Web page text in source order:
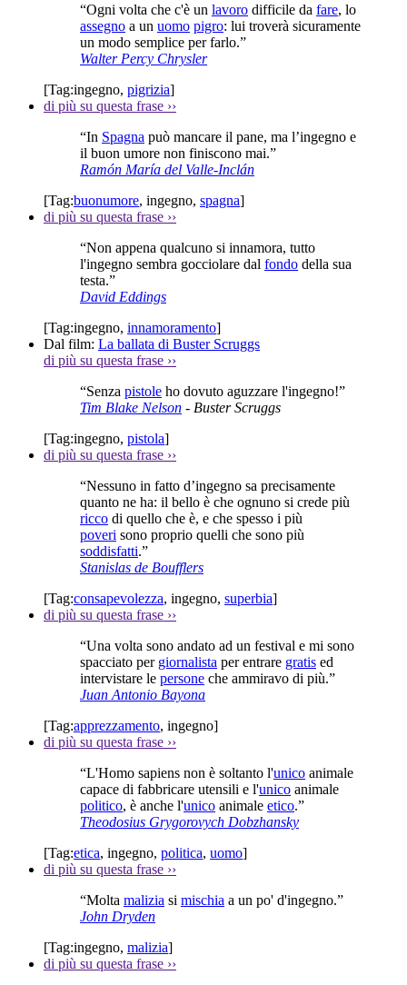
“Ogni volta che c'è un lavoro difficile da fare, lo
assegno a un uomo pigro: lui troverà sicuramente
un modo semplice per farlo.”
Walter Percy Chrysler
[Tag:ingegno, pigrizia]
di più su questa frase ››
“In Spagna può mancare il pane, ma l’ingegno e
il buon umore non finiscono mai.”
Ramón María del Valle-Inclán
[Tag:buonumore, ingegno, spagna]
di più su questa frase ››
“Non appena qualcuno si innamora, tutto
l'ingegno sembra gocciolare dal fondo della sua
testa.”
David Eddings
[Tag:ingegno, innamoramento]
Dal film: La ballata di Buster Scruggs
di più su questa frase ››
“Senza pistole ho dovuto aguzzare l'ingegno!”
Tim Blake Nelson - Buster Scruggs
[Tag:ingegno, pistola]
di più su questa frase ››
“Nessuno in fatto d’ingegno sa precisamente
quanto ne ha: il bello è che ognuno si crede più
ricco di quello che è, e che spesso i più
poveri sono proprio quelli che sono più
soddisfatti.”
Stanislas de Boufflers
[Tag:consapevolezza, ingegno, superbia]
di più su questa frase ››
“Una volta sono andato ad un festival e mi sono
spacciato per giornalista per entrare gratis ed
intervistare le persone che ammiravo di più.”
Juan Antonio Bayona
[Tag:apprezzamento, ingegno]
di più su questa frase ››
“L'Homo sapiens non è soltanto l'unico animale
capace di fabbricare utensili e l'unico animale
politico, è anche l'unico animale etico.”
Theodosius Grygorovych Dobzhansky
[Tag:etica, ingegno, politica, uomo]
di più su questa frase ››
“Molta malizia si mischia a un po' d'ingegno.”
John Dryden
[Tag:ingegno, malizia]
di più su questa frase ››